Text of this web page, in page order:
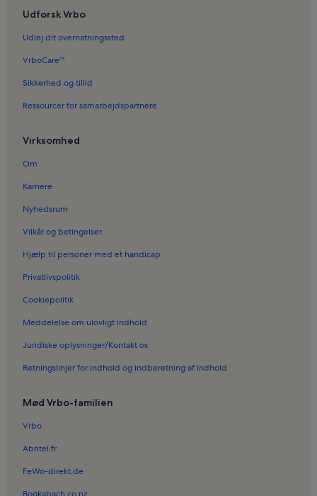
Ferieboliger i Pandrup
Ferieboliger i Tranum Strand
Ferieboliger i Tranum
Ferieboliger i Jammerbugt Kommune
Lejligheder i Jammerbugt Kommune
Udforsk Vrbo
Udlej dit overnatningssted
VrboCare™
Sikkerhed og tillid
Ressourcer for samarbejdspartnere
Virksomhed
Om
Karriere
Nyhedsrum
Vilkår og betingelser
Hjælp til personer med et handicap
Privatlivspolitik
Cookiepolitik
Meddelelse om ulovligt indhold
Juridiske oplysninger/Kontakt os
Retningslinjer for indhold og indberetning af indhold
Mød Vrbo-familien
Vrbo
Abritel.fr
FeWo-direkt.de